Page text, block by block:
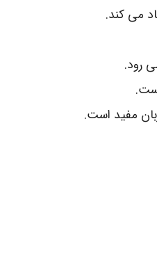
می‌ کند.
رود.
مفید است.